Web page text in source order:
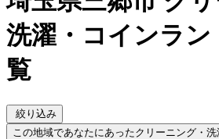
洗濯・コインラ
覧
絞り込み
この地域であなたにあったクリーニング・